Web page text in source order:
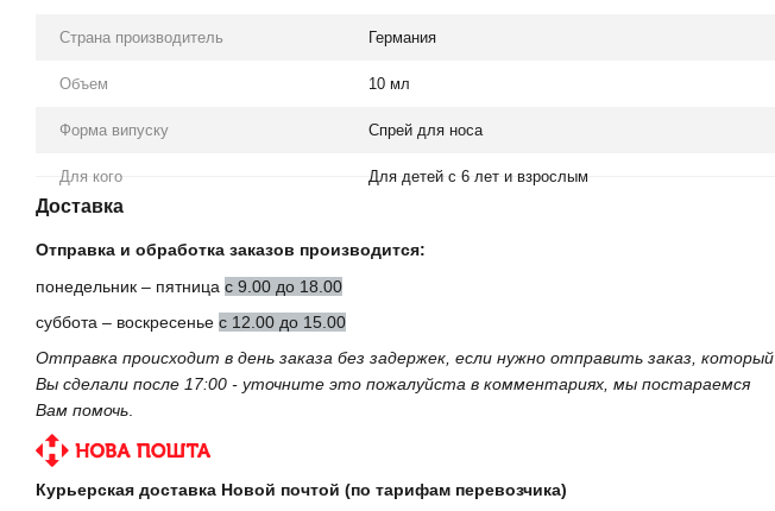
Страна производитель Германия
Объем 10 мл
Форма випуску Спрей для носа
Для кого Для детей с 6 лет и взрослым
Доставка
Отправка и обработка заказов производится:
понедельник – пятница с 9.00 до 18.00
суббота – воскресенье с 12.00 до 15.00
Отправка происходит в день заказа без задержек, если нужно отправить заказ, который
Вы сделали после 17:00 - уточните это пожалуйста в комментариях, мы постараемся
Вам помочь.
Курьерская доставка Новой почтой (по тарифам перевозчика)